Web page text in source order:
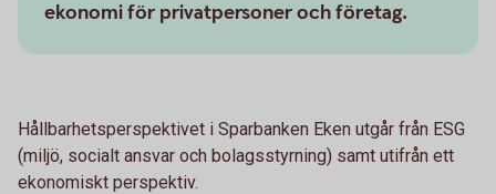
ekonomi för privatpersoner och företag.
Hållbarhetsperspektivet i Sparbanken Eken utgår från ESG
(miljö, socialt ansvar och bolagsstyrning) samt utifrån ett
ekonomiskt perspektiv.